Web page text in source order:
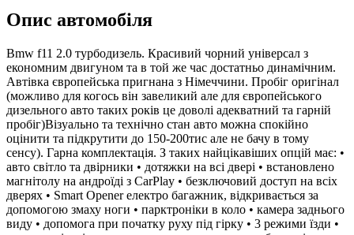
Опис автомобіля
Bmw f11 2.0 турбодизель. Красивий чорний універсал з
економним двигуном та в той же час достатньо динамічним.
Автівка європейська пригнана з Німеччини. Пробіг оригінал
(можливо для когось він завеликий але для європейського
дизельного авто таких років це доволі адекватний та гарній
пробіг)Візуально та технічно стан авто можна спокійно
оцінити та підкрутити до 150-200тис але не бачу в тому
сенсу). Гарна комплектація. З таких найцікавіших опцій має: •
авто світло та двірники • дотяжки на всі двері • встановлено
магнітолу на андроїді з CarPlay • безключовий доступ на всіх
дверях • Smart Opener електро багажник, відкривається за
допомогою змаху ноги • парктроніки в коло • камера заднього
виду • допомога при початку руху під гірку • 3 режими їзди •